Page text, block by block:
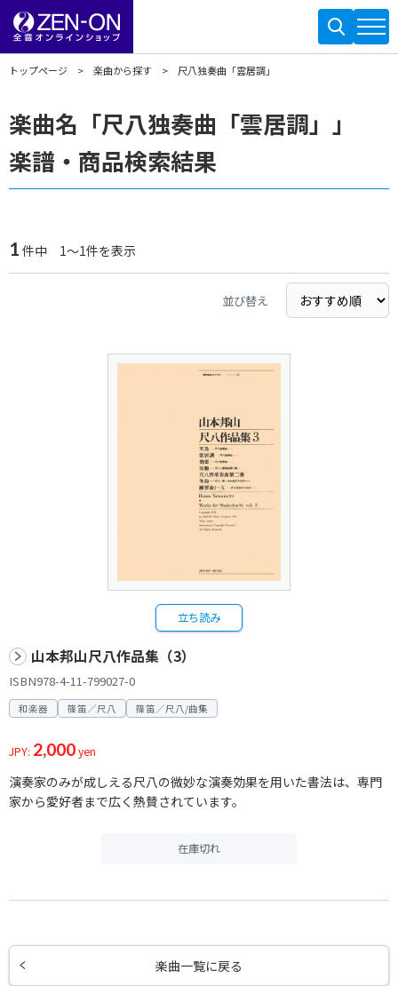
トップページ 楽曲から探す 尺八独奏曲「雲居調」
楽曲名「尺八独奏曲「雲居調」」
楽譜・商品検索結果
1 件中 1～1件を表示
並び替え
立ち読み
山本邦山尺八作品集（3）
ISBN978-4-11-799027-0
和楽器 篠笛／尺八 篠笛／尺八/曲集
JPY: 2,000yen
演奏家のみが成しえる尺八の微妙な演奏効果を用いた書法は、専門
家から愛好者まで広く熱賛されています。
在庫切れ
楽曲一覧に戻る